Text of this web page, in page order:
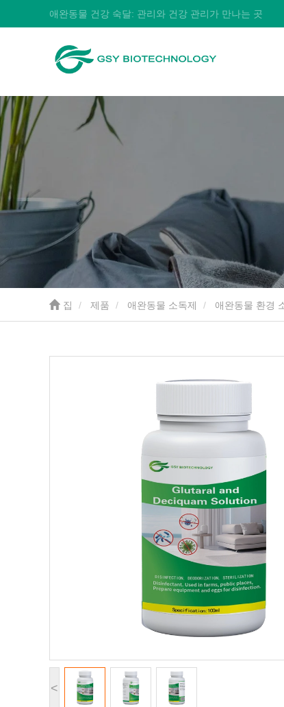
애완동물 건강 숙달: 관리와 건강 관리가 만나는 곳
집 제품 애완동물 소독제 애완동물 환경
<